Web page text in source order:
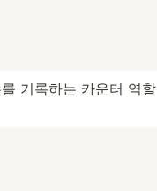
기록하는 카운터 역할